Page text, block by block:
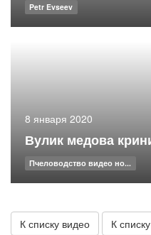
Petr Evseev
8 января 2020
Вулик медова
Пчеловодство видео но...
К списку видео К